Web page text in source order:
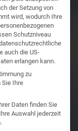
der Setzung von
wird, wodurch Ihre
Schutzniveau
auch die US-
erlangen kann.
zu
Ihre
Daten finden Sie
Auswahl jederzeit